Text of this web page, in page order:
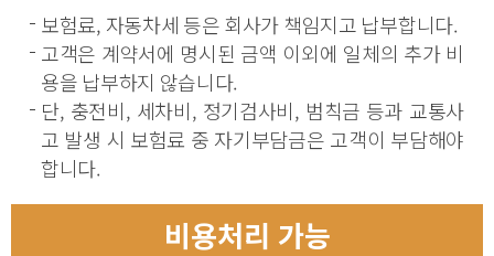
보험료, 자동차세 등은 회사가 책임지고 납부합니다.
고객은 계약서에 명시된 금액 이외에 일체의 추가 비
용을 납부하지 않습니다.
단, 충전비, 세차비, 정기검사비, 범칙금 등과 교통사
고 발생 시 보험료 중 자기부담금은 고객이 부담해야
합니다.
비용처리 가능